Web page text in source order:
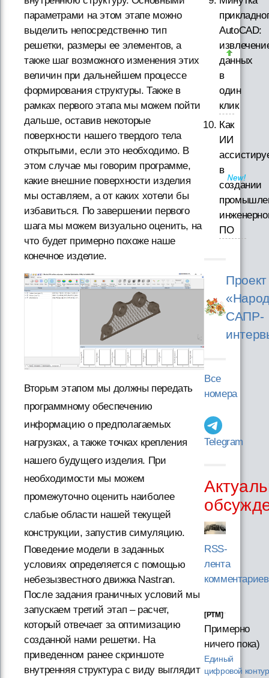
параметрами на этом этапе можно
выделить непосредственно тип
решетки, размеры ее элементов, а
также шаг возможного изменения этих
величин при дальнейшем процессе
формирования структуры. Также в
рамках первого этапа мы можем пойти
дальше, оставив некоторые
поверхности нашего твердого тела
открытыми, если это необходимо. В
этом случае мы говорим программе,
какие внешние поверхности изделия
мы оставляем, а от каких хотели бы
избавиться. По завершении первого
шага мы можем визуально оценить, на
что будет примерно похоже наше
конечное изделие.
Вторым этапом мы должны передать
программному обеспечению
информацию о предполагаемых
нагрузках, а также точках крепления
нашего будущего изделия. При
необходимости мы можем
промежуточно оценить наиболее
слабые области нашей текущей
конструкции, запустив симуляцию.
Поведение модели в заданных
условиях определяется с помощью
небезызвестного движка Nastran.
После задания граничных условий мы
запускаем третий этап – расчет,
который отвечает за оптимизацию
созданной нами решетки. На
приведенном ранее скриншоте
внутренняя структура с виду выглядит
AutoCAD:
данных
в
один
клик
Как
ИИ
в
создании
ПО
Проект
САПР-
Все
номера
Telegram
RSS-
лента
комментариев
[PTM]
Примерно
ничего пока)
Единый
цифровой контур